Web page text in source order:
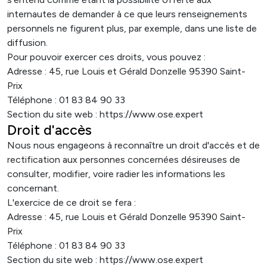
internautes de demander à ce que leurs renseignements
personnels ne figurent plus, par exemple, dans une liste de
diffusion.
Pour pouvoir exercer ces droits, vous pouvez :
Adresse : 45, rue Louis et Gérald Donzelle 95390 Saint-
Prix
Téléphone : 01 83 84 90 33
Section du site web : https://www.ose.expert
Droit d'accès
Nous nous engageons à reconnaître un droit d'accès et de
rectification aux personnes concernées désireuses de
consulter, modifier, voire radier les informations les
concernant.
L'exercice de ce droit se fera :
Adresse : 45, rue Louis et Gérald Donzelle 95390 Saint-
Prix
Téléphone : 01 83 84 90 33
Section du site web : https://www.ose.expert